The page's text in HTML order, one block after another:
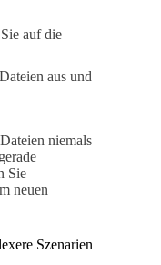
auf die
aus und
niemals
Sie
neuen
Szenarien